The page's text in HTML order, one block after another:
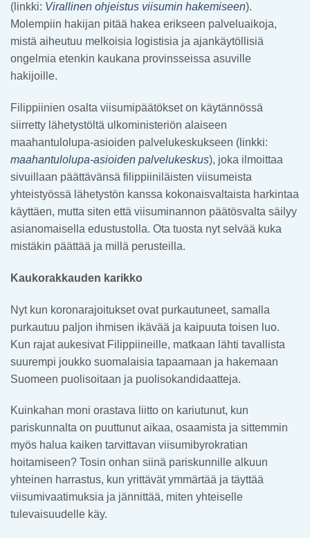
(linkki: Virallinen ohjeistus viisumin hakemiseen).
Molempiin hakijan pitää hakea erikseen palveluaikoja,
mistä aiheutuu melkoisia logistisia ja ajankäytöllisiä
ongelmia etenkin kaukana provinsseissa asuville
hakijoille.
Filippiinien osalta viisumipäätökset on käytännössä
siirretty lähetystöltä ulkoministeriön alaiseen
maahantulolupa-asioiden palvelukeskukseen (linkki:
maahantulolupa-asioiden palvelukeskus), joka ilmoittaa
sivuillaan päättävänsä filippiiniläisten viisumeista
yhteistyössä lähetystön kanssa kokonaisvaltaista harkintaa
käyttäen, mutta siten että viisuminannon päätösvalta säilyy
asianomaisella edustustolla. Ota tuosta nyt selvää kuka
mistäkin päättää ja millä perusteilla.
Kaukorakkauden karikko
Nyt kun koronarajoitukset ovat purkautuneet, samalla
purkautuu paljon ihmisen ikävää ja kaipuuta toisen luo.
Kun rajat aukesivat Filippiineille, matkaan lähti tavallista
suurempi joukko suomalaisia tapaamaan ja hakemaan
Suomeen puolisoitaan ja puolisokandidaatteja.
Kuinkahan moni orastava liitto on kariutunut, kun
pariskunnalta on puuttunut aikaa, osaamista ja sittemmin
myös halua kaiken tarvittavan viisumibyrokratian
hoitamiseen? Tosin onhan siinä pariskunnille alkuun
yhteinen harrastus, kun yrittävät ymmärtää ja täyttää
viisumivaatimuksia ja jännittää, miten yhteiselle
tulevaisuudelle käy.